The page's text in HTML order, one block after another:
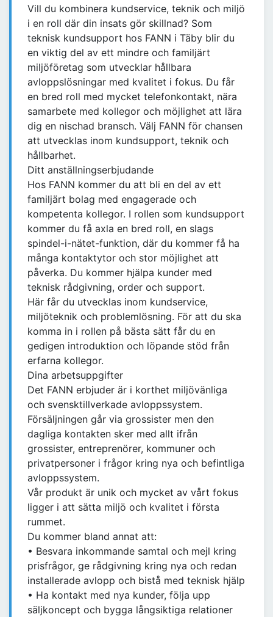
Vill du kombinera kundservice, teknik och miljö
i en roll där din insats gör skillnad? Som
teknisk kundsupport hos FANN i Täby blir du
en viktig del av ett mindre och familjärt
miljöföretag som utvecklar hållbara
avloppslösningar med kvalitet i fokus. Du får
en bred roll med mycket telefonkontakt, nära
samarbete med kollegor och möjlighet att lära
dig en nischad bransch. Välj FANN för chansen
att utvecklas inom kundsupport, teknik och
hållbarhet.
Ditt anställningserbjudande
Hos FANN kommer du att bli en del av ett
familjärt bolag med engagerade och
kompetenta kollegor. I rollen som kundsupport
kommer du få axla en bred roll, en slags
spindel-i-nätet-funktion, där du kommer få ha
många kontaktytor och stor möjlighet att
påverka. Du kommer hjälpa kunder med
teknisk rådgivning, order och support.
Här får du utvecklas inom kundservice,
miljöteknik och problemlösning. För att du ska
komma in i rollen på bästa sätt får du en
gedigen introduktion och löpande stöd från
erfarna kollegor.
Dina arbetsuppgifter
Det FANN erbjuder är i korthet miljövänliga
och svensktillverkade avloppssystem.
Försäljningen går via grossister men den
dagliga kontakten sker med allt ifrån
grossister, entreprenörer, kommuner och
privatpersoner i frågor kring nya och befintliga
avloppssystem.
Vår produkt är unik och mycket av vårt fokus
ligger i att sätta miljö och kvalitet i första
rummet.
Du kommer bland annat att:
• Besvara inkommande samtal och mejl kring
prisfrågor, ge rådgivning kring nya och redan
installerade avlopp och bistå med teknisk hjälp
• Ha kontakt med nya kunder, följa upp
säljkoncept och bygga långsiktiga relationer